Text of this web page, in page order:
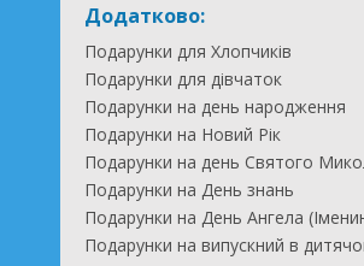
Додатково:
Подарунки для Хлопчиків
Подарунки для дівчаток
Подарунки на день народження
Подарунки на Новий Рік
Подарунки на день Святого
Подарунки на День знань
Подарунки на День Ангела
Подарунки на випускний в